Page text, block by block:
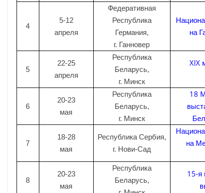
4
5-12
апреля
Федеративная
Республика
Германия,
г. Ганновер
на
5
22-25
апреля
Республика
Беларусь,
г. Минск
XIX
6
20-23
мая
Республика
Беларусь,
г. Минск
18
7
18-28
мая
Республика Сербия,
г. Нови-Сад
на
8
20-23
мая
Республика
Беларусь,
15-я